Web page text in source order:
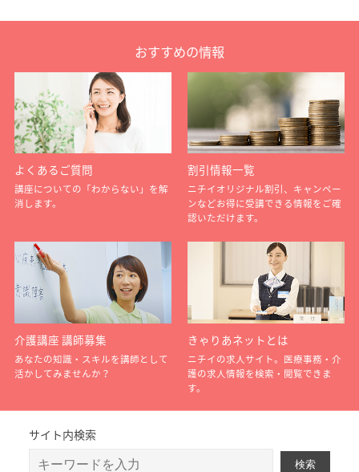
おすすめの情報
よくあるご質問
講座についての「わからない」を解
消します。
割引情報一覧
ニチイオリジナル割引、キャンペー
ンなどお得に受講できる情報をご確
認いただけます。
介護講座 講師募集
あなたの知識・スキルを講師として
活かしてみませんか？
きゃりあネットとは
ニチイの求人サイト。医療事務・介
護の求人情報を検索・閲覧できま
す。
サイト内検索